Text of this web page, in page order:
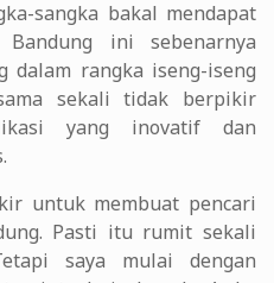
sangka bakal mendapat
ini sebenarnya
rangka iseng-iseng
sekali tidak berpikir
yang inovatif dan
untuk membuat pencari
Pasti itu rumit sekali
saya mulai dengan